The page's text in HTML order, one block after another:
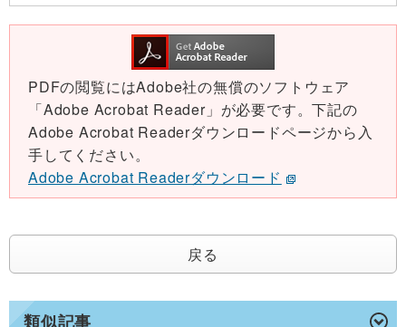
類似記事
PDFの閲覧にはAdobe社の無償のソフトウェア
「Adobe Acrobat Reader」が必要です。下記の
Adobe Acrobat Readerダウンロードページから入
手してください。
Adobe Acrobat Readerダウンロード
戻る